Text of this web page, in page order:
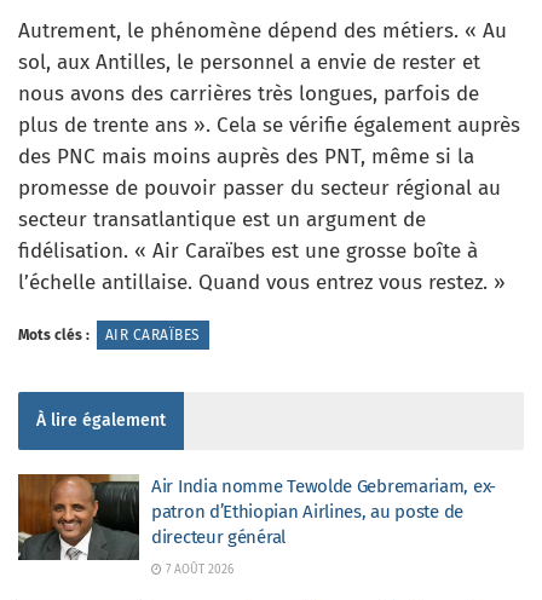
Autrement, le phénomène dépend des métiers. « Au
sol, aux Antilles, le personnel a envie de rester et
nous avons des carrières très longues, parfois de
plus de trente ans ». Cela se vérifie également auprès
des PNC mais moins auprès des PNT, même si la
promesse de pouvoir passer du secteur régional au
secteur transatlantique est un argument de
fidélisation. « Air Caraïbes est une grosse boîte à
l’échelle antillaise. Quand vous entrez vous restez. »
Mots clés : AIR CARAÏBES
À lire également
Air India nomme Tewolde Gebremariam, ex-
patron d’Ethiopian Airlines, au poste de
directeur général
7 AOÛT 2026